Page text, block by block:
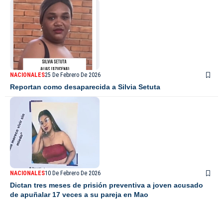
NACIONALES25 De Febrero De 2026
Reportan como desaparecida a Silvia Setuta
NACIONALES10 De Febrero De 2026
Dictan tres meses de prisión preventiva a joven acusado
de apuñalar 17 veces a su pareja en Mao